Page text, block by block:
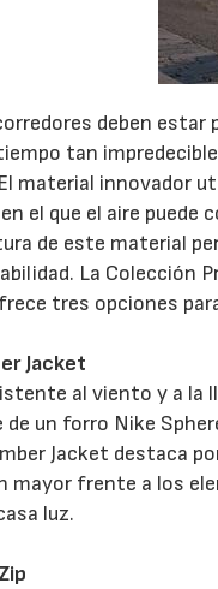
deben estar
tan
material innovador
el que el aire
de este material
La Colección
tres opciones
Jacket
al viento y a la
un forro Nike
Jacket destaca
mayor frente a los
luz.